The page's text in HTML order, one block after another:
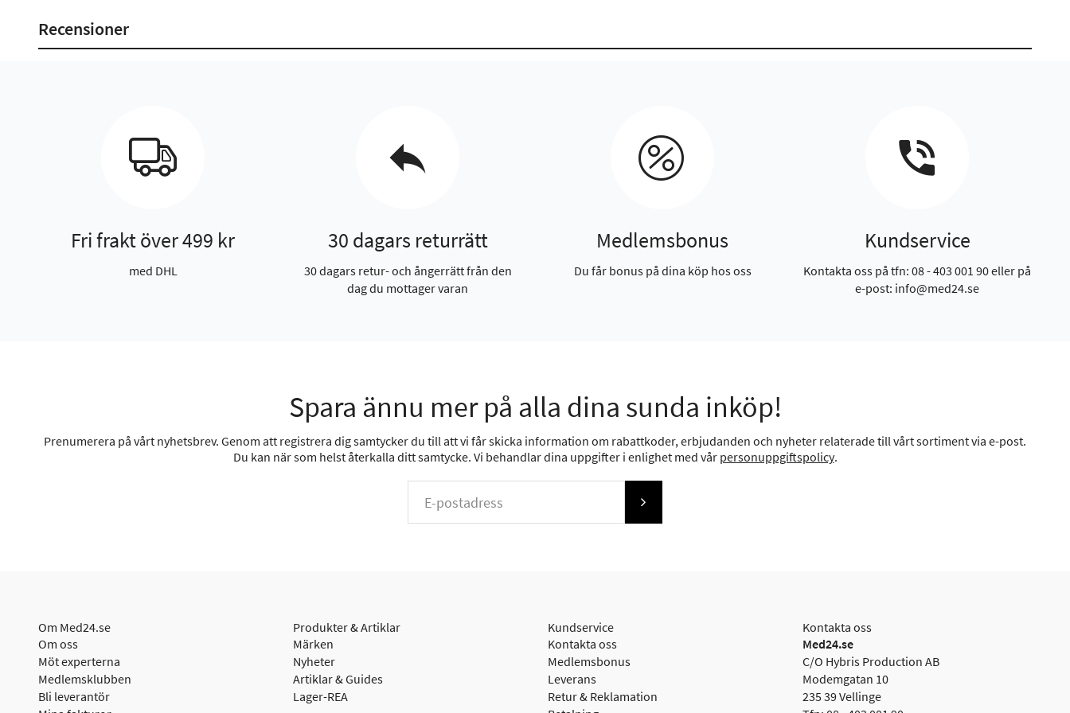
Recensioner
Fri frakt över 499 kr
med DHL
30 dagars returrätt
30 dagars retur- och ångerrätt från den
dag du mottager varan
Medlemsbonus
Du får bonus på dina köp hos oss
Kundservice
Kontakta oss på tfn: 08 - 403 001 90 eller på
e-post: info@med24.se
Spara ännu mer på alla dina sunda inköp!
Prenumerera på vårt nyhetsbrev. Genom att registrera dig samtycker du till att vi får skicka information om rabattkoder, erbjudanden och nyheter relaterade till vårt sortiment via e-post.
Du kan när som helst återkalla ditt samtycke. Vi behandlar dina uppgifter i enlighet med vår personuppgiftspolicy.
Om Med24.se
Om oss
Möt experterna
Medlemsklubben
Bli leverantör
Produkter & Artiklar
Märken
Nyheter
Artiklar & Guides
Lager-REA
Kundservice
Kontakta oss
Medlemsbonus
Leverans
Retur & Reklamation
Kontakta oss
Med24.se
C/O Hybris Production AB
Modemgatan 10
235 39 Vellinge